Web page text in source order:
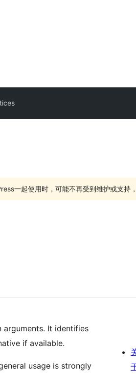
一起使用时，可能不再受到维护或支持
It identifies
if available.
usage is strongly